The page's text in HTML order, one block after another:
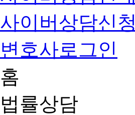
사이버상담신청
변호사로그인
홈
법률상담